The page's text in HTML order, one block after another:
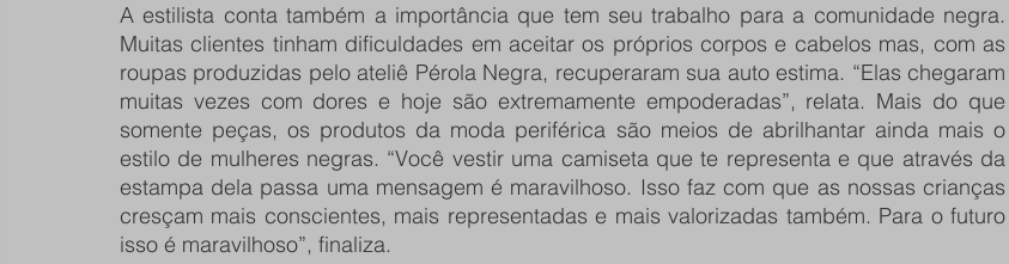
A estilista conta também a importância que tem seu trabalho para a comunidade negra.
Muitas clientes tinham dificuldades em aceitar os próprios corpos e cabelos mas, com as
roupas produzidas pelo ateliê Pérola Negra, recuperaram sua auto estima. “Elas chegaram
muitas vezes com dores e hoje são extremamente empoderadas”, relata. Mais do que
somente peças, os produtos da moda periférica são meios de abrilhantar ainda mais o
estilo de mulheres negras. “Você vestir uma camiseta que te representa e que através da
estampa dela passa uma mensagem é maravilhoso. Isso faz com que as nossas crianças
cresçam mais conscientes, mais representadas e mais valorizadas também. Para o futuro
isso é maravilhoso”, finaliza.